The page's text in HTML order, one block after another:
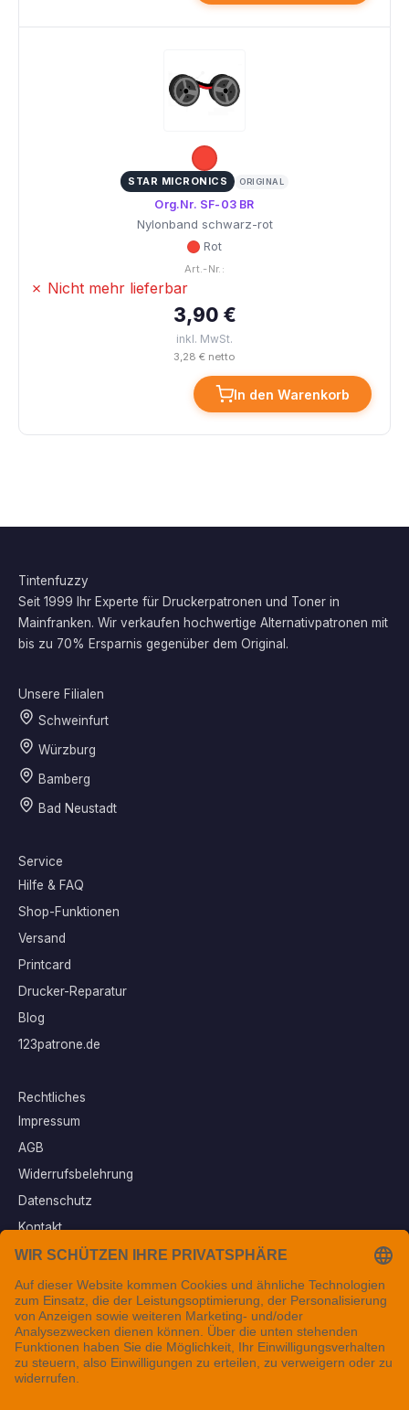
STAR MICRONICS ORIGINAL
Org.Nr. SF-03 BR
Nylonband schwarz-rot
Rot
Art.-Nr.:
✗ Nicht mehr lieferbar
3,90 €
inkl. MwSt.
3,28 € netto
In den Warenkorb
Tintenfuzzy
Seit 1999 Ihr Experte für Druckerpatronen und Toner in
Mainfranken. Wir verkaufen hochwertige Alternativpatronen mit
bis zu 70% Ersparnis gegenüber dem Original.
Unsere Filialen
Schweinfurt
Würzburg
Bamberg
Bad Neustadt
Service
Hilfe & FAQ
Shop-Funktionen
Versand
Printcard
Drucker-Reparatur
Blog
123patrone.de
Rechtliches
Impressum
AGB
Widerrufsbelehrung
Datenschutz
Kontakt
Vertrag widerrufen
Sichere Zahlungsarten